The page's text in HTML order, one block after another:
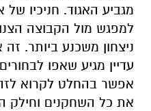
מגביע האגוד. חניכיו של
למפגש מול הקבוצה
ניצחון משכנע ביותר.
אפשר בהחלט לקרוא
את כל השחקנים וחילק